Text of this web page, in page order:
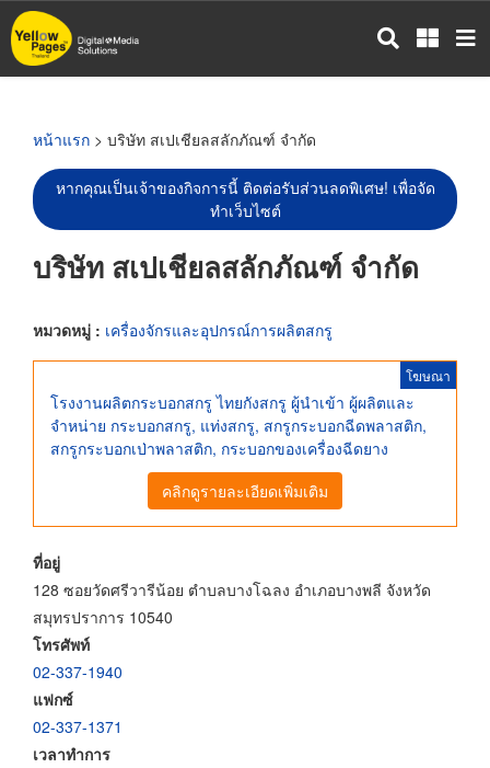
ข้าม
ไป
หน้าแรก > บริษัท สเปเชียลสลักภัณฑ์ จำกัด
หากคุณเป็นเจ้าของกิจการนี้ ติดต่อรับส่วนลดพิเศษ! เพื่อจัด
ทำเว็บไซต์
บริษัท สเปเชียลสลักภัณฑ์ จำกัด
หมวดหมู่ : เครื่องจักรและอุปกรณ์การผลิตสกรู
โฆษณา
โรงงานผลิตกระบอกสกรู ไทยกังสกรู ผู้นำเข้า ผู้ผลิตและ
จำหน่าย กระบอกสกรู, แท่งสกรู, สกรูกระบอกฉีดพลาสติก,
สกรูกระบอกเป่าพลาสติก, กระบอกของเครื่องฉีดยาง
คลิกดูรายละเอียดเพิ่มเติม
ที่อยู่
128 ซอยวัดศรีวารีน้อย ตำบลบางโฉลง อำเภอบางพลี จังหวัด
สมุทรปราการ 10540
โทรศัพท์
02-337-1940
แฟกซ์
02-337-1371
เวลาทำการ